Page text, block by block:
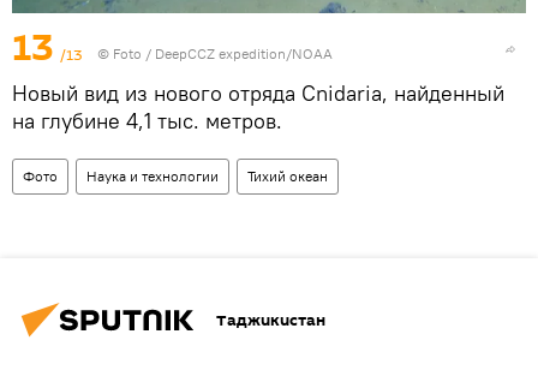
13 /13 © Foto / DeepCCZ expedition/NOAA
Новый вид из нового отряда Cnidaria, найденный
на глубине 4,1 тыс. метров.
Фото Наука и технологии Тихий океан
Таджикистан